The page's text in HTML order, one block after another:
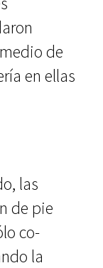
de
en ellas
las
de pie
co­
la